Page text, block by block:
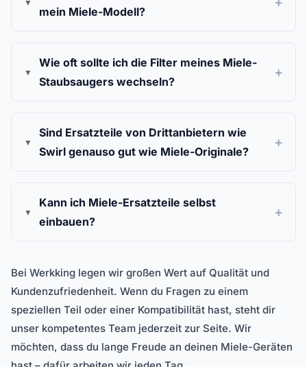
mein Miele-Modell?
Wie oft sollte ich die Filter meines Miele-
Staubsaugers wechseln?
Sind Ersatzteile von Drittanbietern wie
Swirl genauso gut wie Miele-Originale?
Kann ich Miele-Ersatzteile selbst
einbauen?
Bei Werkking legen wir großen Wert auf Qualität und
Kundenzufriedenheit. Wenn du Fragen zu einem
speziellen Teil oder einer Kompatibilität hast, steht dir
unser kompetentes Team jederzeit zur Seite. Wir
möchten, dass du lange Freude an deinen Miele-Geräten